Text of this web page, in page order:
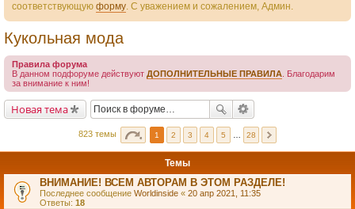
соответствующую форму. С уважением и сожалением, Админ.
Кукольная мода
Правила форума
В данном подфоруме действуют ДОПОЛНИТЕЛЬНЫЕ ПРАВИЛА . Благодарим
за внимание к ним!
Новая тема
823 темы 1 2 3 4 5 28
Темы
ВНИМАНИЕ! ВСЕМ АВТОРАМ В ЭТОМ РАЗДЕЛЕ!
Последнее сообщение Worldinside « 20 апр 2021, 11:35
Ответы: 18